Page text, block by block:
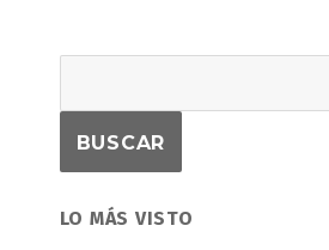
LO MÁS VISTO